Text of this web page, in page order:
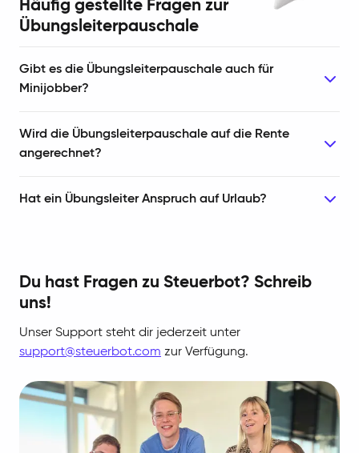
Häufig gestellte Fragen zur
Übungsleiterpauschale
Gibt es die Übungsleiterpauschale auch für
Minijobber?
Wird die Übungsleiterpauschale auf die Rente
angerechnet?
Hat ein Übungsleiter Anspruch auf Urlaub?
Du hast Fragen zu Steuerbot? Schreib
uns!
Unser Support steht dir jederzeit unter
support@steuerbot.com zur Verfügung.